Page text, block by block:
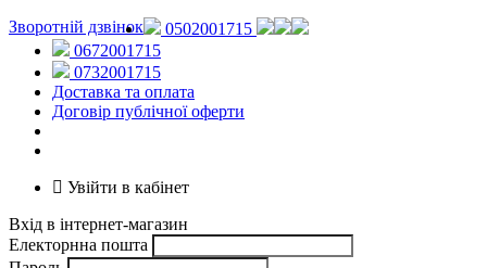
Зворотній дзвінок
0502001715
0672001715
0732001715
Доставка та оплата
Договір публічної оферти
Увійти в кабінет
Вхід в інтернет-магазин
Електорнна пошта